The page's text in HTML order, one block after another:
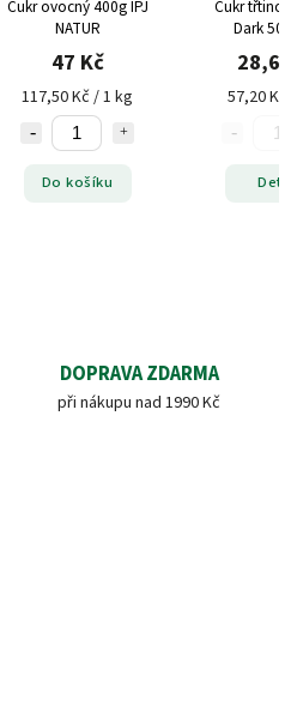
Cukr ovocný 400g IPJ
NATUR
47 Kč
117,50 Kč / 1 kg
Do košíku
Cukr
Dark
28,60
57,20 Kč
DOPRAVA ZDARMA
při nákupu nad 1990 Kč